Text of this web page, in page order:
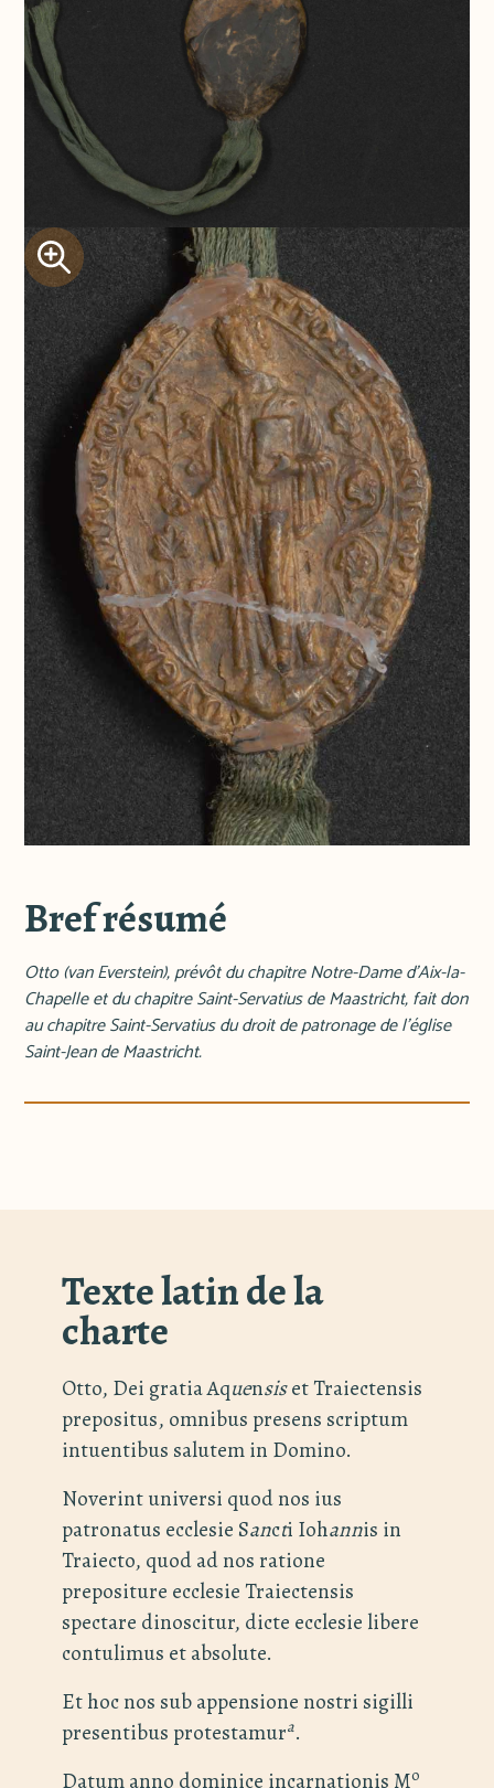
Bref résumé
Otto (van Everstein), prévôt du chapitre Notre-Dame d'Aix-la-
Chapelle et du chapitre Saint-Servatius de Maastricht, fait don
au chapitre Saint-Servatius du droit de patronage de l'église
Saint-Jean de Maastricht.
Texte latin de la
charte
Otto, Dei gratia Aquensiset Traiectensis
prepositus, omnibus presens scriptum
intuentibus salutem in Domino.
Noverint universi quod nos ius
patronatus ecclesie Sancti Iohannis in
Traiecto, quod ad nos ratione
prepositure ecclesie Traiectensis
spectare dinoscitur, dicte ecclesie libere
contulimus et absolute.
Et hoc nos sub appensione nostri sigilli
presentibus protestamura.
Datum anno dominice incarnationis Mo